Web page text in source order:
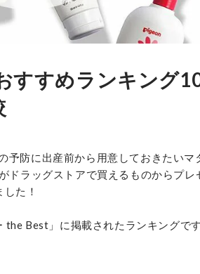
すすめランキング
防に出産前から用意しておきたい
ラッグストアで買えるものからプ
た！
Best」に掲載されたランキングで